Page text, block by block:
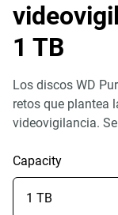
1 TB
Los discos WD
retos que plantea
videovigilancia.
Capacity